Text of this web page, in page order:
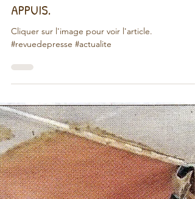
Article du JSL sur l'association
APPUIS.
#revuedepresse #actualite